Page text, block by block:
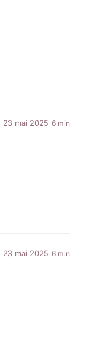
23 mai 2025 6 min
23 mai 2025 6 min